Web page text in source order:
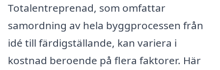
Totalentreprenad, som omfattar
samordning av hela byggprocessen från
idé till färdigställande, kan variera i
kostnad beroende på flera faktorer. Här